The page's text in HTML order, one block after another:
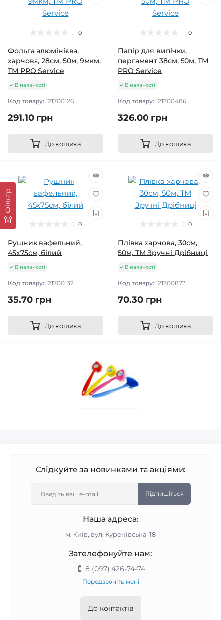
Фільтр
0
Фольга алюмінієва,
харчова, 28см, 50м, 9мкм,
ТМ PRO Service
В наявності
Код товару: 121700126
291.10 грн
До кошика
0
Папір для випічки,
пергамент 38см, 50м, ТМ
PRO Service
В наявності
Код товару: 121700486
326.00 грн
До кошика
0
Рушник вафельний,
45х75см, білий
В наявності
Код товару: 121700132
35.70 грн
До кошика
0
Плівка харчова, 30см,
50м, ТМ Зручні Дрібниці
В наявності
Код товару: 121700877
70.30 грн
До кошика
Слідкуйте за новинками та акціями:
Підпишіться
Наша адреса:
м. Київ, вул. Куренівська, 18
Зателефонуйте нам:
8 (097) 426-74-74
Передзвоніть мені
До контактів